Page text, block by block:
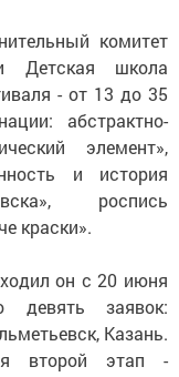
комитет
Детская школа
- от 13 до 35
абстрактно-
элемент»,
и история
роспись
краски».
он с 20 июня
заявок:
Казань.
второй этап -